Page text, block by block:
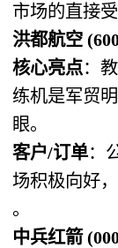
市场的直接受
洪都航空
核心亮点：
练机是军贸
眼。
客户/订单：
场积极向好
。
中兵红箭